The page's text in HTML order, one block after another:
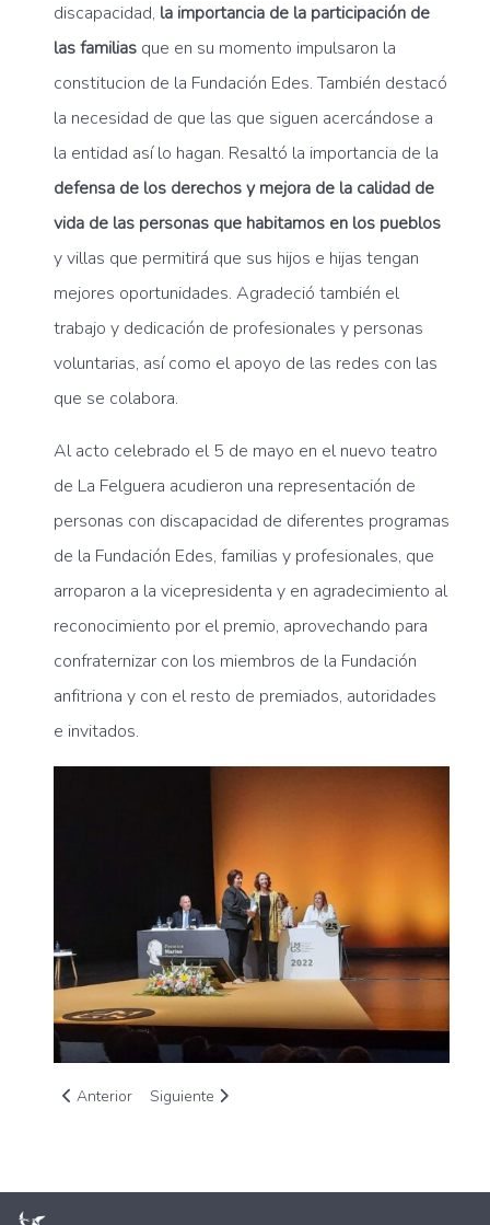
discapacidad, la importancia de la participación de
las familias que en su momento impulsaron la
constitucion de la Fundación Edes. También destacó
la necesidad de que las que siguen acercándose a
la entidad así lo hagan. Resaltó la importancia de la
defensa de los derechos y mejora de la calidad de
vida de las personas que habitamos en los pueblos
y villas que permitirá que sus hijos e hijas tengan
mejores oportunidades. Agradeció también el
trabajo y dedicación de profesionales y personas
voluntarias, así como el apoyo de las redes con las
que se colabora.
Al acto celebrado el 5 de mayo en el nuevo teatro
de La Felguera acudieron una representación de
personas con discapacidad de diferentes programas
de la Fundación Edes, familias y profesionales, que
arroparon a la vicepresidenta y en agradecimiento al
reconocimiento por el premio, aprovechando para
confraternizar con los miembros de la Fundación
anfitriona y con el resto de premiados, autoridades
e invitados.
Artículo anterior: COCEDER pone en marcha la App
Anterior Artículo siguiente: Comienza la parte online del
Siguiente